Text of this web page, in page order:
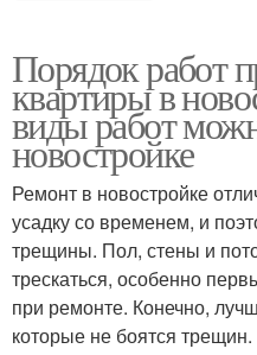
Порядок работ
квартиры в
виды работ
новостройке
Ремонт в новостройке
усадку со временем, и
трещины. Пол, стены и
трескаться, особенно
при ремонте. Конечно,
которые не боятся трещин.